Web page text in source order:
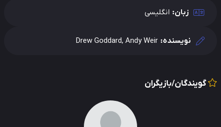
زبان: انگلیسی
نویسنده: Drew Goddard, Andy Weir
گویندگان/بازیگران